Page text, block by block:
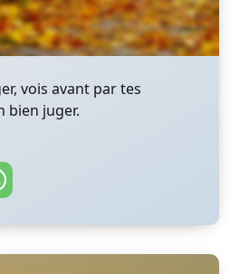
vois avant par tes
bien juger.